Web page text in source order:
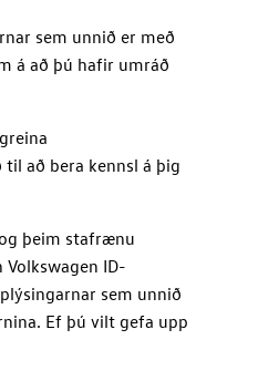
sem unnið er með
á að þú hafir umráð
að bera kennsl á þig
þeim stafrænu
Volkswagen ID-
sem unnið
Ef þú vilt gefa upp